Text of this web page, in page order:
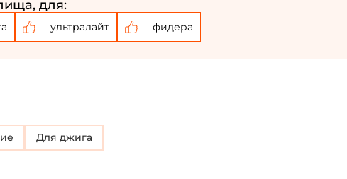
для:
ультралайт фидера
Для джига
Email: *
Придумайте пароль: *